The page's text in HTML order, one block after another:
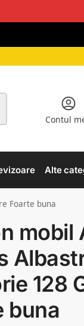
Contul
Alte
Foarte buna
mobil
128
buna